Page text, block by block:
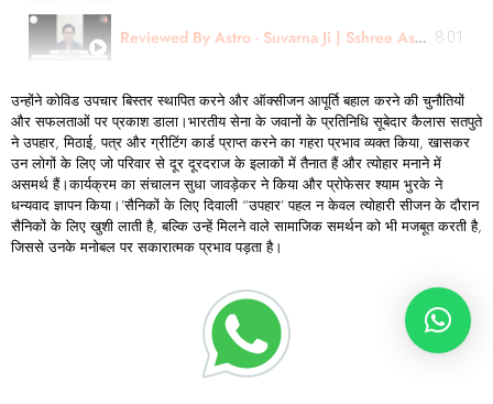
Reviewed By Astro - Suvarna Ji | Sshree Astro Vastu 8:01
उन्होंने कोविड उपचार बिस्तर स्थापित करने और ऑक्सीजन आपूर्ति बहाल करने की चुनौतियों
और सफलताओं पर प्रकाश डाला।भारतीय सेना के जवानों के प्रतिनिधि सूबेदार कैलास सतपुते
ने उपहार, मिठाई, पत्र और ग्रीटिंग कार्ड प्राप्त करने का गहरा प्रभाव व्यक्त किया, खासकर
उन लोगों के लिए जो परिवार से दूर दूरदराज के इलाकों में तैनात हैं और त्योहार मनाने में
असमर्थ हैं।कार्यक्रम का संचालन सुधा जावड़ेकर ने किया और प्रोफेसर श्याम भुरके ने
धन्यवाद ज्ञापन किया।’सैनिकों के लिए दिवाली “उपहार’ पहल न केवल त्योहारी सीजन के दौरान
सैनिकों के लिए खुशी लाती है, बल्कि उन्हें मिलने वाले सामाजिक समर्थन को भी मजबूत करती है,
जिससे उनके मनोबल पर सकारात्मक प्रभाव पड़ता है।